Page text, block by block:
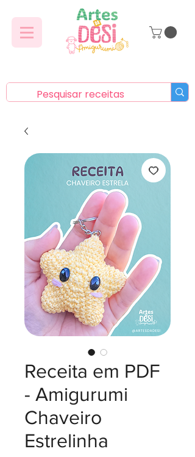
Receita em PDF
- Amigurumi
Chaveiro
Estrelinha